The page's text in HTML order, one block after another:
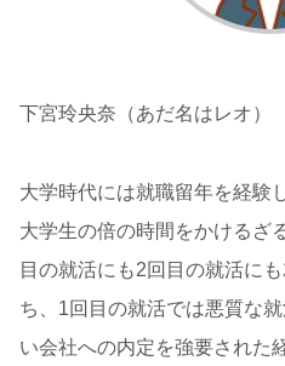
下宮玲央奈（あだ名はレオ）
大学時代には就職留年を経験
大学生の倍の時間をかけるざ
目の就活にも2回目の就活に
ち、1回目の就活では悪質な
い会社への内定を強要された